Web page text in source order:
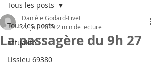
Tous les posts
actualité
Lissieu 69380
Tous les posts
La passagère du 9h 27
Danièle Godard-Livet
27 juil. 2019 2 min de lecture